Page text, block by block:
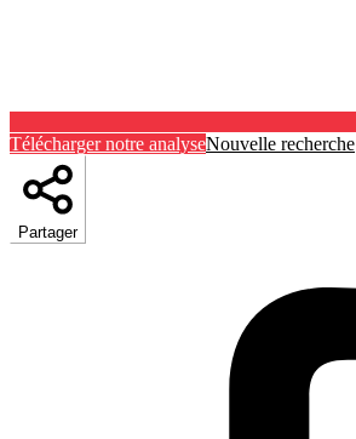
Télécharger notre analyseNouvelle recherche
Partager